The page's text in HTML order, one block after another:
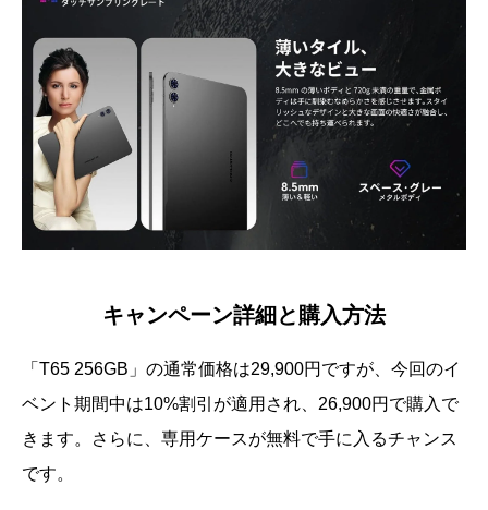
キャンペーン詳細と購入方法
「T65 256GB」の通常価格は29,900円ですが、今回のイ
ベント期間中は10%割引が適用され、26,900円で購入で
きます。さらに、専用ケースが無料で手に入るチャンス
です。